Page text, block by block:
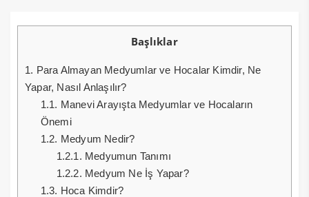
Başlıklar
1. Para Almayan Medyumlar ve Hocalar Kimdir, Ne
Yapar, Nasıl Anlaşılır?
1.1. Manevi Arayışta Medyumlar ve Hocaların
Önemi
1.2. Medyum Nedir?
1.2.1. Medyumun Tanımı
1.2.2. Medyum Ne İş Yapar?
1.3. Hoca Kimdir?